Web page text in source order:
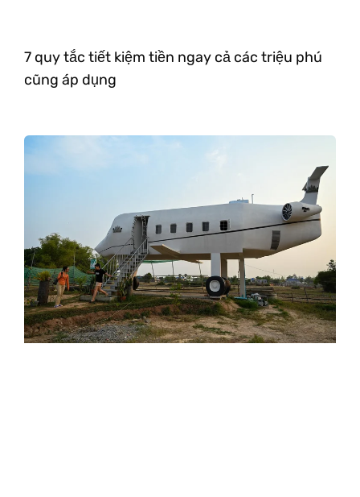
7 quy tắc tiết kiệm tiền ngay cả các triệu phú
cũng áp dụng